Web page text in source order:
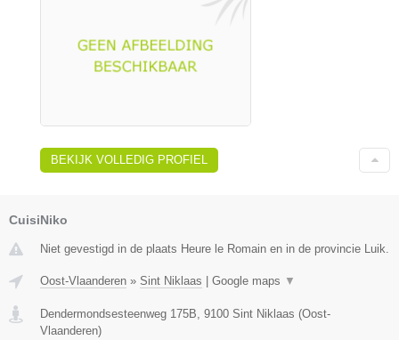
BEKIJK VOLLEDIG PROFIEL
CuisiNiko
Niet gevestigd in de plaats Heure le Romain en in de provincie Luik.
Oost-Vlaanderen » Sint Niklaas | Google maps ▼
Dendermondsesteenweg 175B 9100 Sint Niklaas (Oost-
Vlaanderen)